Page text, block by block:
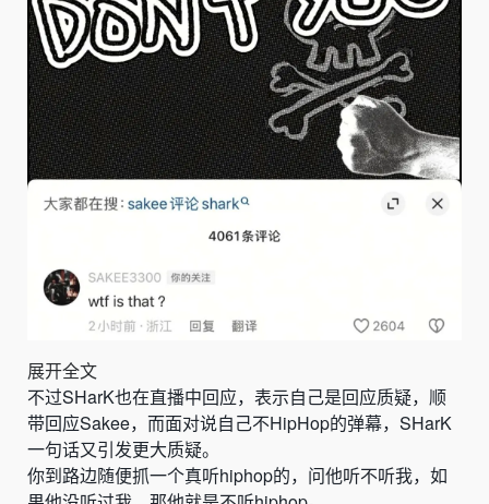
展开全文
不过SHarK也在直播中回应，表示自己是回应质疑，顺
带回应Sakee，而面对说自己不HipHop的弹幕，SHarK
一句话又引发更大质疑。
你到路边随便抓一个真听hiphop的，问他听不听我，如